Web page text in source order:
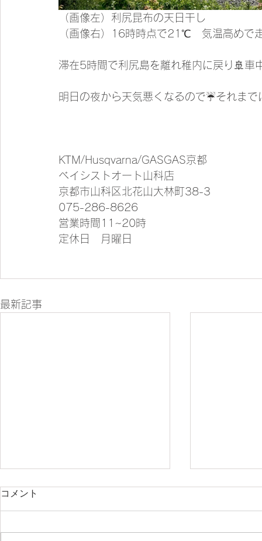
（画像左）利尻昆布の天日干し
（画像右）16時時点で21℃　気温高めで
滞在5時間で利尻島を離れ稚内に戻り🚢車
明日の夜から天気悪くなるので☔それま
KTM/Husqvarna/GASGAS京都
ベイシストオート山科店
京都市山科区北花山大林町38-3
075-286-8626
営業時間11~20時
定休日　月曜日
最新記事
コメント